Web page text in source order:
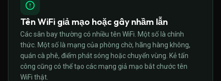
Tên WiFi giả mạo hoặc gây nhầm lẫn
Các sân bay thường có nhiều tên WiFi. Một số là chính
thức. Một số là mạng của phòng chờ, hãng hàng không,
quán cà phê, điểm phát sóng hoặc chuyển vùng. Kẻ tấn
công cũng có thể tạo các mạng giả mạo bắt chước tên
WiFi thật.